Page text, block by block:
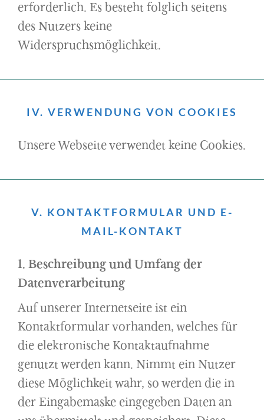
erforderlich. Es besteht folglich seitens
des Nutzers keine
Widerspruchsmöglichkeit.
IV. VERWENDUNG VON COOKIES
Unsere Webseite verwendet keine Cookies.
V. KONTAKTFORMULAR UND E-
MAIL-KONTAKT
1. Beschreibung und Umfang der
Datenverarbeitung
Auf unserer Internetseite ist ein
Kontaktformular vorhanden, welches für
die elektronische Kontaktaufnahme
genutzt werden kann. Nimmt ein Nutzer
diese Möglichkeit wahr, so werden die in
der Eingabemaske eingegeben Daten an